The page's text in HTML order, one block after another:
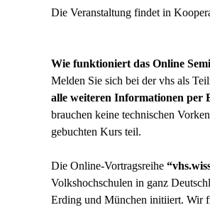
Die Veranstaltung findet in
Wie funktioniert das Online
Melden Sie sich bei der vhs als
alle weiteren Informationen per
brauchen keine technischen
gebuchten Kurs teil.
Die Online-Vortragsreihe
Volkshochschulen in ganz
Erding und München initiiert. Wir